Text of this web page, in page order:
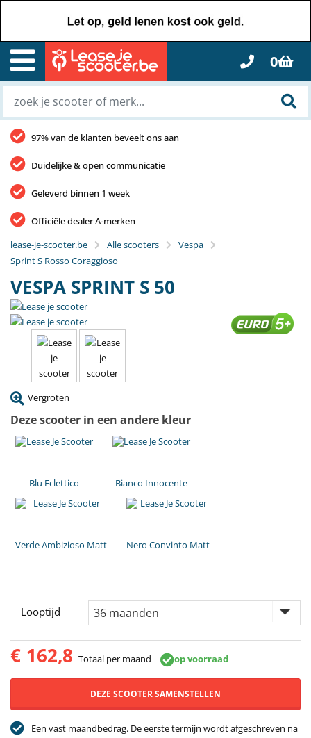
0
97% van de klanten beveelt ons aan
Duidelijke & open communicatie
Geleverd binnen 1 week
Officiële dealer A-merken
lease-je-scooter.be
Alle scooters
Vespa
Sprint S Rosso Coraggioso
VESPA SPRINT S 50
Vergroten
Deze scooter in een andere kleur
Blu Eclettico Bianco Innocente
Verde Ambizioso Matt Nero Convinto Matt
Looptijd
€ 162,8 Totaal per maand op voorraad
DEZE SCOOTER SAMENSTELLEN
Een vast maandbedrag. De eerste termijn wordt afgeschreven na